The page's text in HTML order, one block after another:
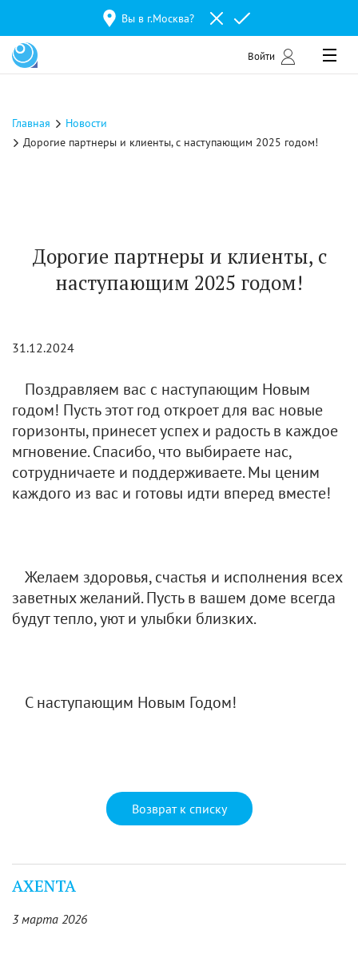
Вы в г.Москва?
Войти
Главная
Новости
Дорогие партнеры и клиенты, с наступающим 2025 годом!
Дорогие партнеры и клиенты, с
наступающим 2025 годом!
31.12.2024
Поздравляем вас с наступающим Новым
годом! Пусть этот год откроет для вас новые
горизонты, принесет успех и радость в каждое
мгновение. Спасибо, что выбираете нас,
сотрудничаете и поддерживаете. Мы ценим
каждого из вас и готовы идти вперед вместе!
Желаем здоровья, счастья и исполнения всех
заветных желаний. Пусть в вашем доме всегда
будут тепло, уют и улыбки близких.
С наступающим Новым Годом!
Возврат к списку
AXENTA
3 марта 2026